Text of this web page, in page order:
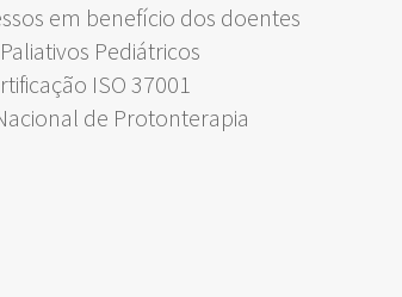
em benefício dos doentes
Pediátricos
ISO 37001
de Protonterapia